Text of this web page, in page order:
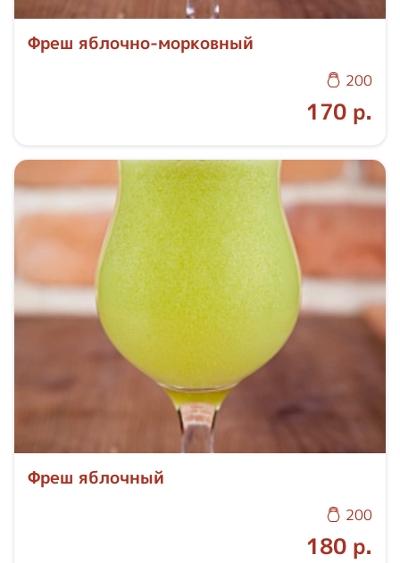
Фреш яблочно-морковный
200
170 р.
Фреш яблочный
200
180 р.